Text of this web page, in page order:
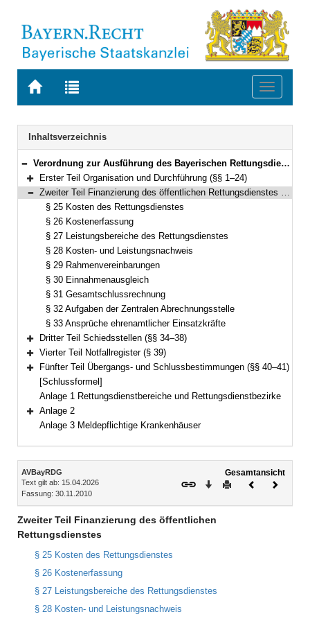
Zur
BAYERN.RECHT
Zur
letzten
Suche
Toggle
Navigation
Inhaltsverzeichnis
Bereich reduzieren
Verordnung zur Ausführung des Bayerischen Rettungsdienstgesetzes (AVBayRDG) Vom 30. November 2010 (GVBl. S. 786) BayRS 215-5-1-5-I (§§ 1–41)
Bereich erweitern
Erster Teil Organisation und Durchführung (§§ 1–24)
Bereich reduzieren
Zweiter Teil Finanzierung des öffentlichen Rettungsdienstes (§§ 25–33)
§ 25 Kosten des Rettungsdienstes
§ 26 Kostenerfassung
§ 27 Leistungsbereiche des Rettungsdienstes
§ 28 Kosten- und Leistungsnachweis
§ 29 Rahmenvereinbarungen
§ 30 Einnahmenausgleich
§ 31 Gesamtschlussrechnung
§ 32 Aufgaben der Zentralen Abrechnungsstelle
§ 33 Ansprüche ehrenamtlicher Einsatzkräfte
Bereich erweitern
Dritter Teil Schiedsstellen (§§ 34–38)
Bereich erweitern
Vierter Teil Notfallregister (§ 39)
Bereich erweitern
Fünfter Teil Übergangs- und Schlussbestimmungen (§§ 40–41)
[Schlussformel]
Anlage 1 Rettungsdienstbereiche und Rettungsdienstbezirke
Bereich erweitern
Anlage 2
Anlage 3 Meldepflichtige Krankenhäuser
Inhalt
AVBayRDG
Text gilt ab: 15.04.2026
Fassung: 30.11.2010
Gesamtansicht
Download
DruckenVorheriges
Zweiter Teil Finanzierung des öffentlichen
Rettungsdienstes
§ 25 Kosten des Rettungsdienstes
§ 26 Kostenerfassung
§ 27 Leistungsbereiche des Rettungsdienstes
§ 28 Kosten- und Leistungsnachweis